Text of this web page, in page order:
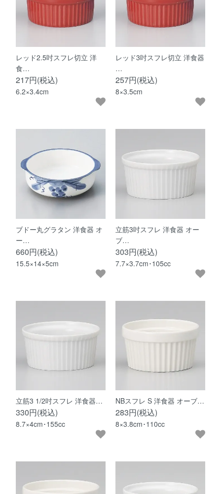
レッド2.5吋スフレ切立 洋
食…
217円(税込)
6.2×3.4cm
レッド3吋スフレ切立 洋食器
…
257円(税込)
8×3.5cm
ブドー丸グラタン 洋食器 オ
ー…
660円(税込)
15.5×14×5cm
立筋3吋スフレ 洋食器 オー
ブ…
303円(税込)
7.7×3.7cm･105cc
立筋3 1/2吋スフレ 洋食器…
330円(税込)
8.7×4cm･155cc
NBスフレ S 洋食器 オーブ…
283円(税込)
8×3.8cm･110cc